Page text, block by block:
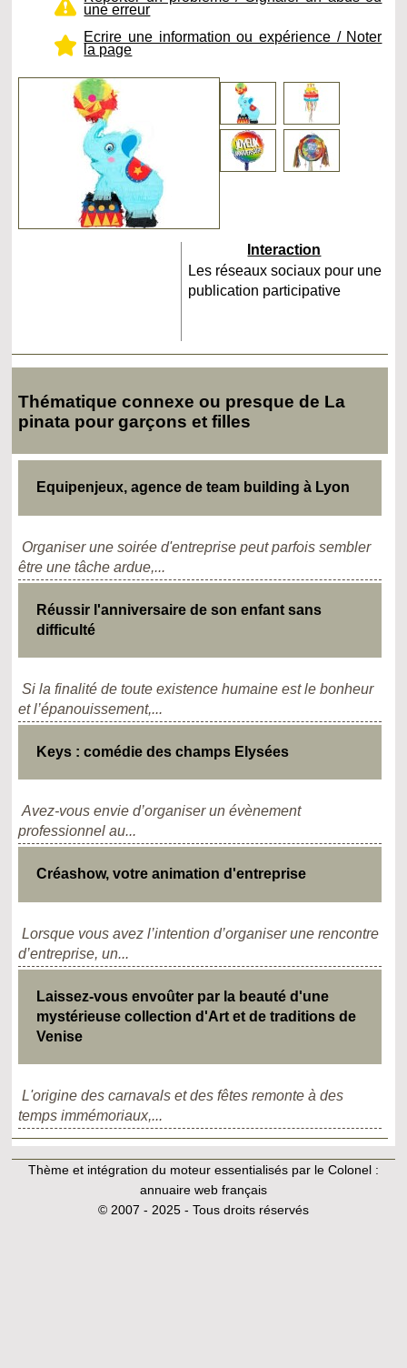
une erreur
Ecrire une information ou expérience / Noter
la page
Interaction
Les réseaux sociaux pour une
publication participative
Thématique connexe ou presque de La
pinata pour garçons et filles
Equipenjeux, agence de team building à Lyon
Organiser une soirée d'entreprise peut parfois sembler
être une tâche ardue,...
Réussir l'anniversaire de son enfant sans
difficulté
Si la finalité de toute existence humaine est le bonheur
et l’épanouissement,...
Keys : comédie des champs Elysées
Avez-vous envie d’organiser un évènement
professionnel au...
Créashow, votre animation d'entreprise
Lorsque vous avez l’intention d’organiser une rencontre
d’entreprise, un...
Laissez-vous envoûter par la beauté d'une
mystérieuse collection d'Art et de traditions de
Venise
L'origine des carnavals et des fêtes remonte à des
temps immémoriaux,...
Thème et intégration du moteur essentialisés par le Colonel :
annuaire web français
© 2007 - 2025 - Tous droits réservés